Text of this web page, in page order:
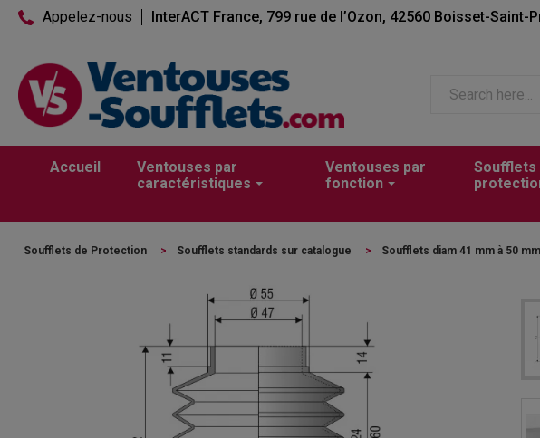
Appelez-nous InterACT France, 799 rue de l’Ozon, 42560 Boisset-Saint-
Accueil
Ventouses par
caractéristiques
Ventouses par
fonction
Soufflets
Soufflets de Protection > Soufflets standards sur catalogue > Soufflets diam 41 mm à 50 mm